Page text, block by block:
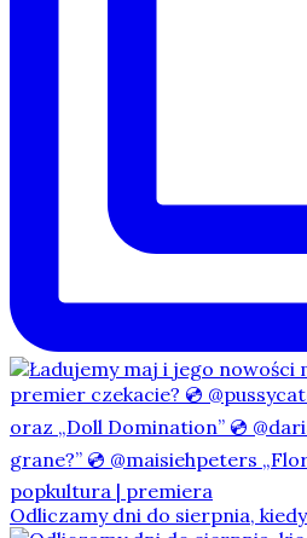
Odliczamy dni do sierpnia,